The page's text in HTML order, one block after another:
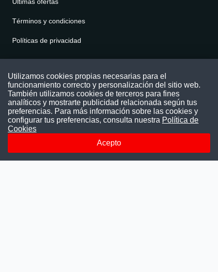
Términos y condiciones
Políticas de privacidad
Puede comunicarse con nosotros a través
nuestras redes sociales o del correo:
contacto@convocatoriasdetrabajo.com
Siguenos en:
Utilizamos cookies propias necesarias para el
funcionamiento correcto y personalización del sitio web.
También utilizamos cookies de terceros para fines
analíticos y mostrarte publicidad relacionada según tus
preferencias. Para más información sobre las cookies y
configurar tus preferencias, consulta nuestra Política de
Cookies
Acepto